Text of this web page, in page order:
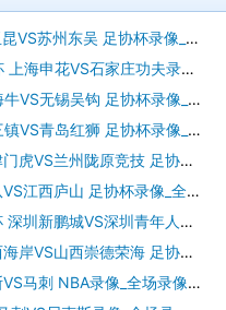
足协杯录像_全场录像【视频集锦】
家庄功夫录像_高清录像【全场回放】
足协杯录像_全场录像【全场回放】
足协杯录像_全场录像【全场回放】
竞技 足协杯录像_全场录像【全场回放】
足协杯录像_全场录像【高清回放】
圳青年人录像_高清录像【全场回放】
荣海 足协杯录像_全场录像【高清回放】
NBA录像_全场录像【视频集锦】